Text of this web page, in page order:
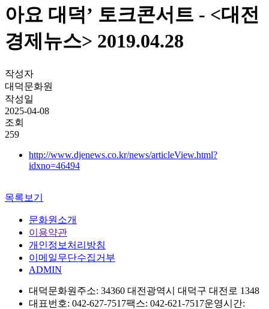
아요 대덕’ 토크콘서트 - <대전
경제뉴스> 2019.04.28
작성자
대덕문화원
작성일
2025-04-08
조회
259
http://www.djenews.co.kr/news/articleView.html?
idxno=46494
목록보기
문화원소개
이용약관
개인정보처리방침
이메일무단수집거부
ADMIN
대덕문화원 주소: 34360 대전광역시 대덕구 대전로 1348
대표번호: 042-627-7517팩스: 042-621-7517운영시간: